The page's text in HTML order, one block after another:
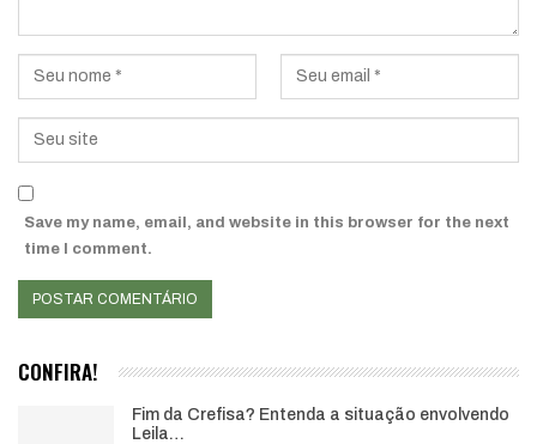
Save my name, email, and website in this browser for the next
time I comment.
CONFIRA!
Fim da Crefisa? Entenda a situação envolvendo
Leila…